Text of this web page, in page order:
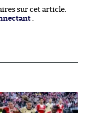
sur cet article.